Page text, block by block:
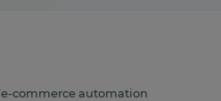
commerce automation